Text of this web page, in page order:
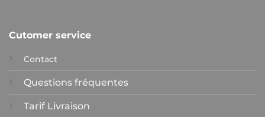
Cutomer service
Contact
Questions fréquentes
Tarif Livraison